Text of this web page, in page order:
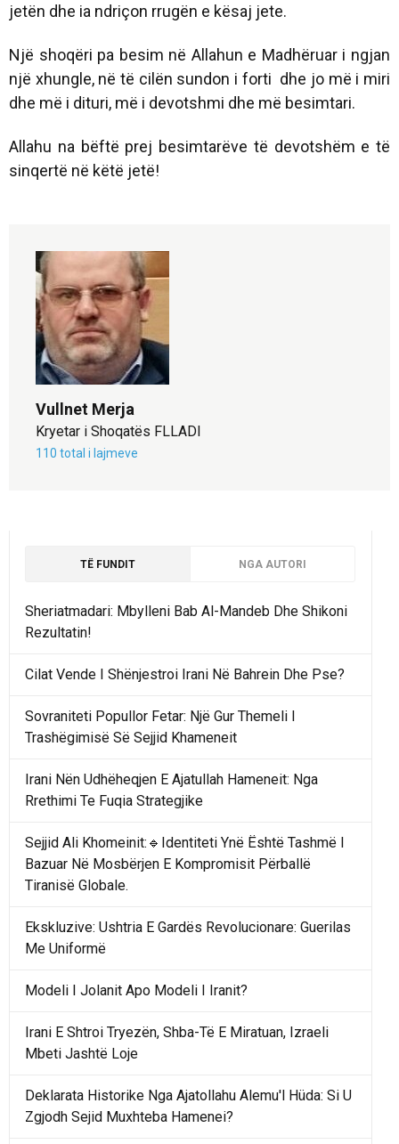
jetën dhe ia ndriçon rrugën e kësaj jete.
Një shoqëri pa besim në Allahun e Madhëruar i ngjan
një xhungle, në të cilën sundon i forti dhe jo më i miri
dhe më i dituri, më i devotshmi dhe më besimtari.
Allahu na bëftë prej besimtarëve të devotshëm e të
sinqertë në këtë jetë!
Vullnet Merja
Kryetar i Shoqatës FLLADI
110 total i lajmeve
TË FUNDIT NGA AUTORI
Sheriatmadari: Mbylleni Bab Al-Mandeb Dhe Shikoni
Rezultatin!
Cilat Vende I Shënjestroi Irani Në Bahrein Dhe Pse?
Sovraniteti Popullor Fetar: Një Gur Themeli I
Trashëgimisë Së Sejjid Khameneit
Irani Nën Udhëheqjen E Ajatullah Hameneit: Nga
Rrethimi Te Fuqia Strategjike
Sejjid Ali Khomeinit:🔹Identiteti Ynë Është Tashmë I
Bazuar Në Mosbërjen E Kompromisit Përballë
Tiranisë Globale.
Ekskluzive: Ushtria E Gardës Revolucionare: Guerilas
Me Uniformë
Modeli I Jolanit Apo Modeli I Iranit?
Irani E Shtroi Tryezën, Shba-Të E Miratuan, Izraeli
Mbeti Jashtë Loje
Deklarata Historike Nga Ajatollahu Alemu'l Hüda: Si U
Zgjodh Sejid Muxhteba Hamenei?